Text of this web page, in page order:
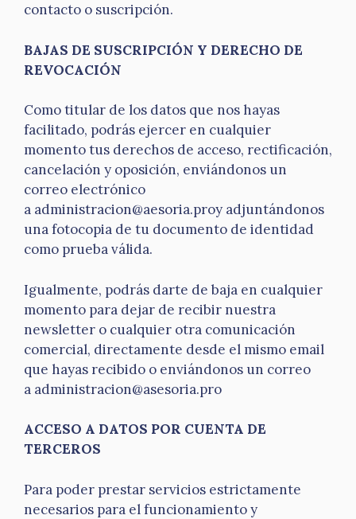
contacto o suscripción.
BAJAS DE SUSCRIPCIÓN Y DERECHO DE
REVOCACIÓN
Como titular de los datos que nos hayas
facilitado, podrás ejercer en cualquier
momento tus derechos de acceso, rectificación,
cancelación y oposición, enviándonos un
correo electrónico
a administracion@aesoria.proy adjuntándonos
una fotocopia de tu documento de identidad
como prueba válida.
Igualmente, podrás darte de baja en cualquier
momento para dejar de recibir nuestra
newsletter o cualquier otra comunicación
comercial, directamente desde el mismo email
que hayas recibido o enviándonos un correo
a administracion@asesoria.pro
ACCESO A DATOS POR CUENTA DE
TERCEROS
Para poder prestar servicios estrictamente
necesarios para el funcionamiento y